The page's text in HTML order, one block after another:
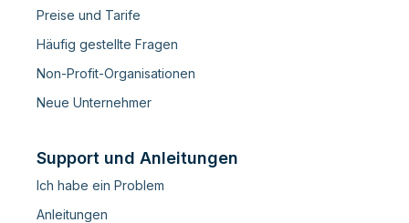
Preise und Tarife
Häufig gestellte Fragen
Non-Profit-Organisationen
Neue Unternehmer
Support und Anleitungen
Ich habe ein Problem
Anleitungen